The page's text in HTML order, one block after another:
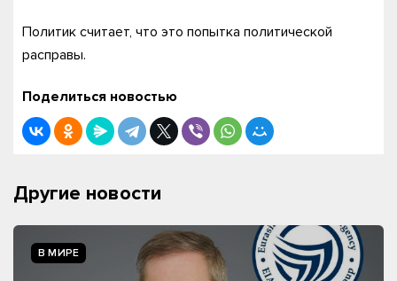
Политик считает, что это попытка политической
расправы.
Поделиться новостью
Другие новости
В МИРЕ